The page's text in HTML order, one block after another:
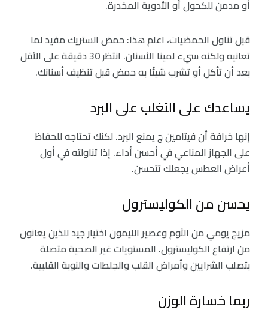
أو مدمن للكحول أو الأدوية المخدرة.
قبل تناول الحمضيات، اعلم هذا: حمض الستريك مفيد لما
تعانيه ولكنه سيء لمينا الأسنان. انتظر 30 دقيقة على الأقل
بعد أن تأكل أو تشرب شيئًا به حمض قبل تنظيف أسنانك.
يساعدك على التغلب على البرد
إنها خرافة أن فيتامين ج يمنع البرد. لكنك تحتاجه للحفاظ
على الجهاز المناعي في أحسن أداء. إذا تناولته في أول
أعراض العطس يجعلك تتحسن.
يحسن من الكوليسترول
مزيج يومي من الثوم وعصير الليمون اختيار جيد للذين يعانون
من ارتفاع الكوليسترول. المستويات غير الصحية متصلة
بتصلب الشرايين وأمراض القلب والجلطات والنوبة القلبية.
ربما خسارة الوزن